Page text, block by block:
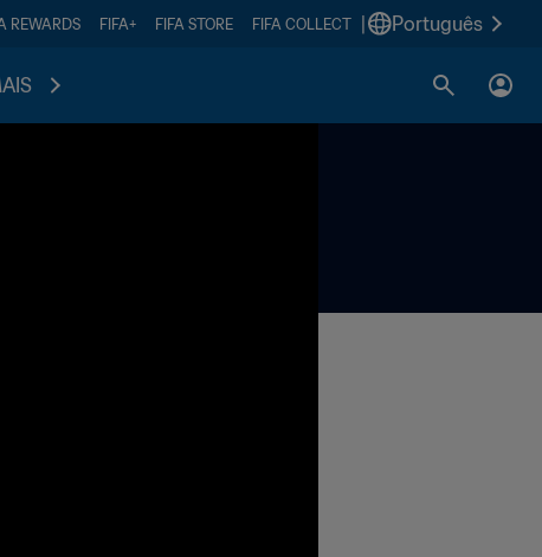
REWARDS FIFA+ FIFA STORE FIFA COLLECT Português